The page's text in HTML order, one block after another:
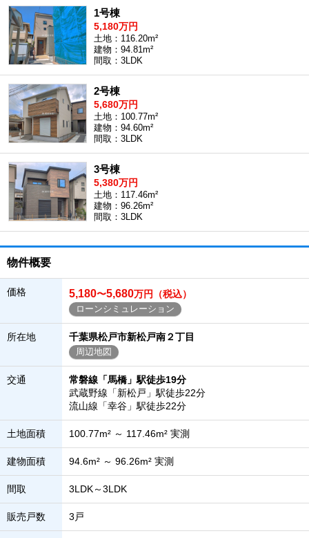
1号棟
5,180万円
土地：116.20m²
建物：94.81m²
間取：3LDK
2号棟
5,680万円
土地：100.77m²
建物：94.60m²
間取：3LDK
3号棟
5,380万円
土地：117.46m²
建物：96.26m²
間取：3LDK
物件概要
価格 5,180〜5,680万円（税込）
ローンシミュレーション
所在地 千葉県松戸市新松戸南２丁目
周辺地図
交通
常磐線「馬橋」駅徒歩19分
武蔵野線「新松戸」駅徒歩22分
流山線「幸谷」駅徒歩22分
土地面積 100.77m² ～ 117.46m² 実測
建物面積 94.6m² ～ 96.26m² 実測
間取 3LDK～3LDK
販売戸数 3戸